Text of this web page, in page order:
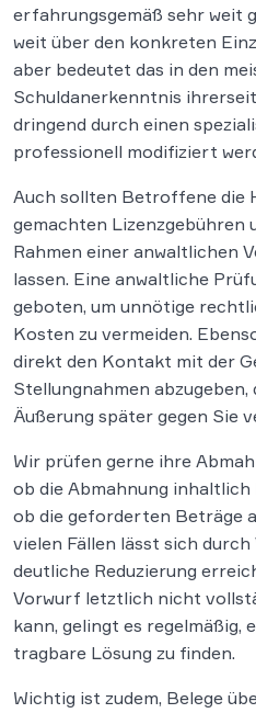
erfahrungsgemäß sehr weit
weit über den konkreten
aber bedeutet das in den
Schuldanerkenntnis
dringend durch einen
professionell modifiziert
Auch sollten Betroffene die
gemachten Lizenzgebühren
Rahmen einer anwaltlichen
lassen. Eine anwaltliche
geboten, um unnötige
Kosten zu vermeiden.
direkt den Kontakt mit der
Stellungnahmen abzugeben,
Äußerung später gegen Sie
Wir prüfen gerne ihre
ob die Abmahnung
ob die geforderten Beträge
vielen Fällen lässt sich
deutliche Reduzierung
Vorwurf letztlich nicht
kann, gelingt es regelmäßig,
tragbare Lösung zu finden.
Wichtig ist zudem, Belege